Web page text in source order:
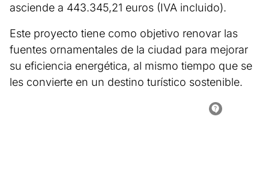
asciende a 443.345,21 euros (IVA incluido).
Este proyecto tiene como objetivo renovar las
fuentes ornamentales de la ciudad para mejorar
su eficiencia energética, al mismo tiempo que se
les convierte en un destino turístico sostenible.